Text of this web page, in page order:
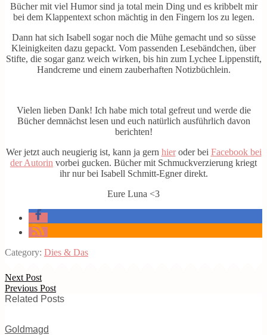
Bücher mit viel Humor sind ja total mein Ding und es kribbelt mir
bei dem Klappentext schon mächtig in den Fingern los zu legen.
Dann hat sich Isabell sogar noch die Mühe gemacht und so süsse
Kleinigkeiten dazu gepackt. Vom passenden Lesebändchen, über
Stifte, die sogar ganz weich wirken, bis hin zum Lychee Lippenstift,
Handcreme und einem zauberhaften Notizbüchlein.
Vielen lieben Dank! Ich habe mich total gefreut und werde die
Bücher demnächst lesen und euch natürlich ausführlich davon
berichten!
Wer jetzt auch neugierig ist, kann ja gern hieroder bei Facebook bei
der Autorin vorbei gucken. Bücher mit Schmuckverzierung kriegt
ihr nur bei Isabell Schmitt-Egner direkt.
Eure Luna <3
Category: Dies & Das
Next Post
Previous Post
Related Posts
Goldmagd